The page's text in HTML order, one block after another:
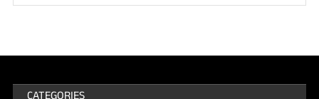
CATEGORIES